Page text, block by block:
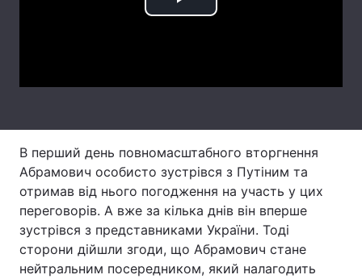
Тема оформлення
Play
В перший день повномасштабного вторгнення
Абрамович особисто зустрівся з Путіним та
отримав від нього погодження на участь у цих
переговорів. А вже за кілька днів він вперше
зустрівся з представниками України. Тоді
сторони дійшли згоди, що Абрамович стане
нейтральним посередником, який налагодить